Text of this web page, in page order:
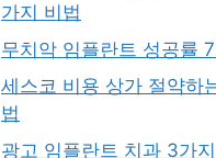
가지 비법
무치악 임플란트 성공률
세스코 비용 상가 절약하
법
광고 임플란트 치과 3가